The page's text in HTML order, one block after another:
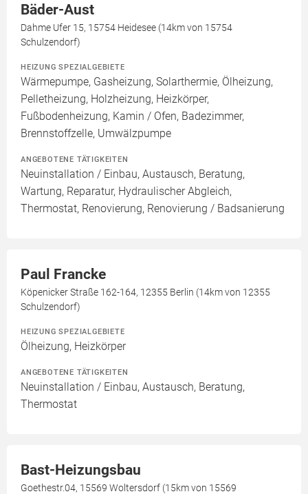
Bäder-Aust
Dahme Ufer 15, 15754 Heidesee (14km von 15754
Schulzendorf)
HEIZUNG SPEZIALGEBIETE
Wärmepumpe, Gasheizung, Solarthermie, Ölheizung,
Pelletheizung, Holzheizung, Heizkörper,
Fußbodenheizung, Kamin / Ofen, Badezimmer,
Brennstoffzelle, Umwälzpumpe
ANGEBOTENE TÄTIGKEITEN
Neuinstallation / Einbau, Austausch, Beratung,
Wartung, Reparatur, Hydraulischer Abgleich,
Thermostat, Renovierung, Renovierung / Badsanierung
Paul Francke
Köpenicker Straße 162-164, 12355 Berlin (14km von 12355
Schulzendorf)
HEIZUNG SPEZIALGEBIETE
Ölheizung, Heizkörper
ANGEBOTENE TÄTIGKEITEN
Neuinstallation / Einbau, Austausch, Beratung,
Thermostat
Bast-Heizungsbau
Goethestr.04, 15569 Woltersdorf (15km von 15569